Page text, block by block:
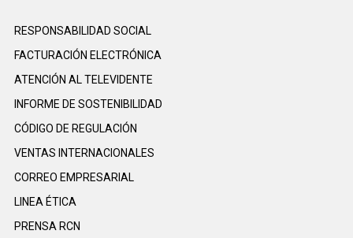
RESPONSABILIDAD SOCIAL
FACTURACIÓN ELECTRÓNICA
ATENCIÓN AL TELEVIDENTE
INFORME DE SOSTENIBILIDAD
CÓDIGO DE REGULACIÓN
VENTAS INTERNACIONALES
CORREO EMPRESARIAL
LINEA ÉTICA
PRENSA RCN